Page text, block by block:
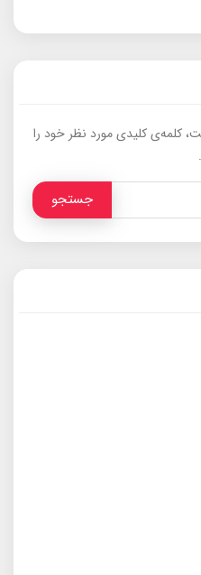
کلمه‌ی کلیدی مورد نظر خود را
جستجو